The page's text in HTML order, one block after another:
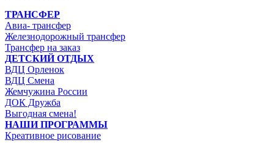
ТРАНСФЕР
Авиа- трансфер
Железнодорожный трансфер
Трансфер на заказ
ДЕТСКИЙ ОТДЫХ
ВДЦ Орленок
ВДЦ Смена
Жемчужина России
ДОК Дружба
Выгодная смена!
НАШИ ПРОГРАММЫ
Креативное рисование